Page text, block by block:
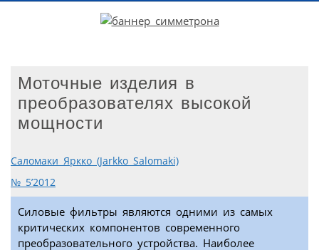
Моточные изделия в
преобразователях высокой
мощности
Саломаки Яркко (Jarkko Salomaki)
№ 5’2012
Силовые фильтры являются одними из самых
критических компонентов современного
преобразовательного устройства. Наиболее